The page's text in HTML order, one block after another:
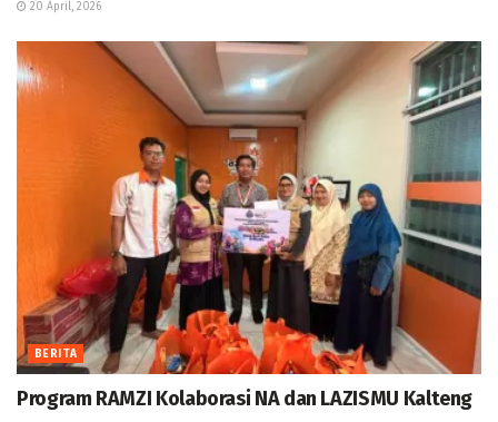
20 April, 2026
BERITA
Program RAMZI Kolaborasi NA dan LAZISMU Kalteng